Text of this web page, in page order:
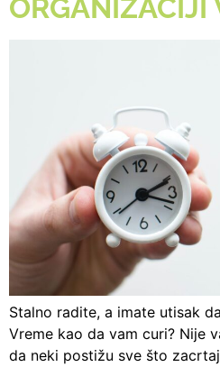
ORGANIZACIJI
Stalno radite, a imate utisak
Vreme kao da vam curi? Nije
da neki postižu sve što